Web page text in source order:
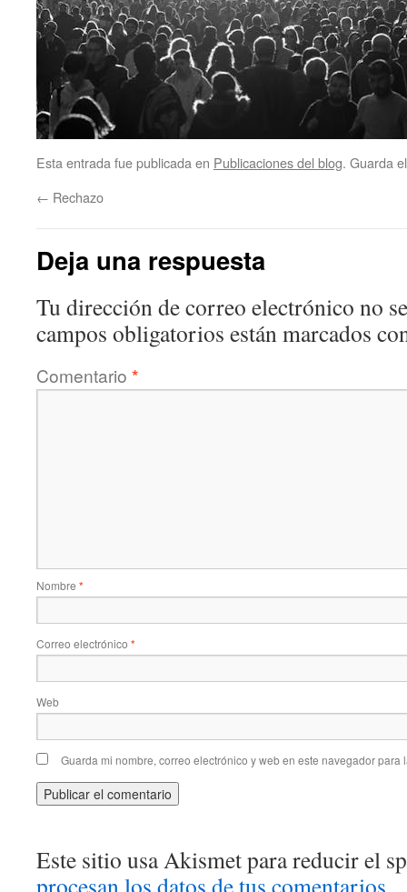
Esta entrada fue publicada en Publicaciones del blog. Guarda
← Rechazo
Deja una respuesta
Tu dirección de correo electrónico no
campos obligatorios están marcados
Comentario *
Nombre *
Correo electrónico *
Web
Guarda mi nombre, correo electrónico y web en este navegador para
Este sitio usa Akismet para reducir el
procesan los datos de tus comentarios.